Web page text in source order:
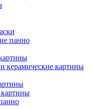
панно
керамические картины